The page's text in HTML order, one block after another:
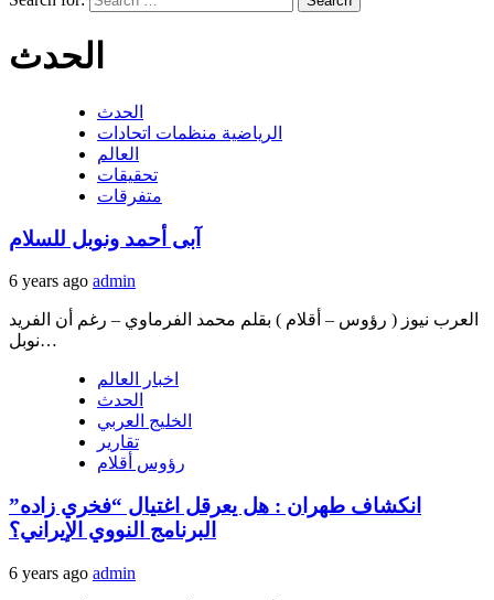
الحدث
الحدث
الرياضية منظمات اتحادات
العالم
تحقيقات
متفرقات
آبى أحمد ونوبل للسلام
6 years ago admin
العرب نيوز ( رؤوس – أقلام ) بقلم محمد الفرماوي – رغم أن الفريد
نوبل…
اخبار العالم
الحدث
الخليج العربي
تقارير
رؤوس أقلام
انكشاف طهران : هل يعرقل اغتيال “فخري زاده”
البرنامج النووي الإيراني؟
6 years ago admin